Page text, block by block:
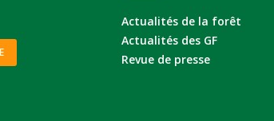
Actualités de la forêt
Actualités des GF
Revue de presse